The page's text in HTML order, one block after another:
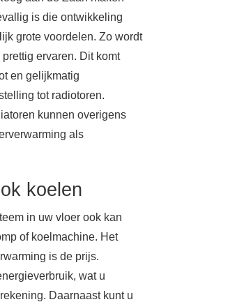
is die ontwikkeling
grote voordelen. Zo wordt
ervaren. Dit komt
en gelijkmatig
tot radiotoren.
kunnen overigens
als
koelen
in uw vloer ook kan
of koelmachine. Het
is de prijs.
wat u
Daarnaast kunt u